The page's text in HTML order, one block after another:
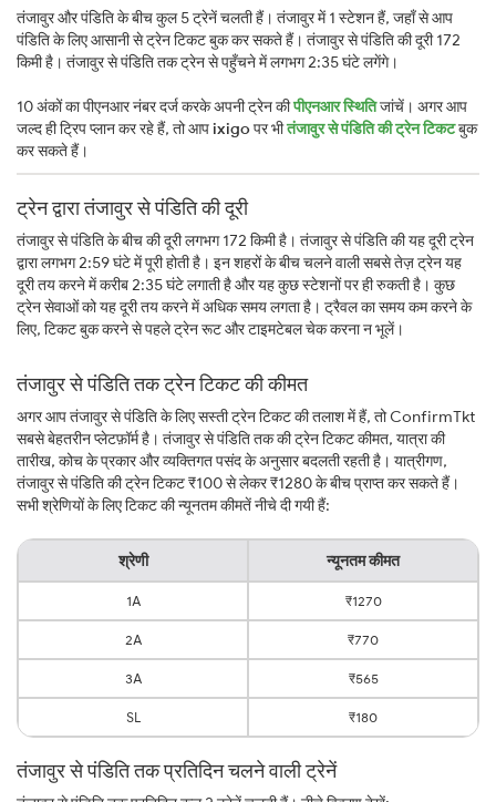
तंजावुर और पंडिति के बीच कुल 5 ट्रेनें चलती हैं। तंजावुर में 1 स्टेशन हैं, जहाँ से आप
पंडिति के लिए आसानी से ट्रेन टिकट बुक कर सकते हैं। तंजावुर से पंडिति की दूरी 172
किमी है। तंजावुर से पंडिति तक ट्रेन से पहुँचने में लगभग 2:35 घंटे लगेंगे।
10 अंकों का पीएनआर नंबर दर्ज करके अपनी ट्रेन कीपीएनआर स्थितिजांचें। अगर आप
जल्द ही ट्रिप प्लान कर रहे हैं, तो आपixigoपर भीतंजावुर से पंडिति की ट्रेन टिकटबुक
कर सकते हैं।
ट्रेन द्वारा तंजावुर से पंडिति की दूरी
तंजावुर से पंडिति के बीच की दूरी लगभग 172 किमी है। तंजावुर से पंडिति की यह दूरी ट्रेन
द्वारा लगभग 2:59 घंटे में पूरी होती है। इन शहरों के बीच चलने वाली सबसे तेज़ ट्रेन यह
दूरी तय करने में करीब 2:35 घंटे लगाती है और यह कुछ स्टेशनों पर ही रुकती है। कुछ
ट्रेन सेवाओं को यह दूरी तय करने में अधिक समय लगता है। ट्रैवल का समय कम करने के
लिए, टिकट बुक करने से पहले ट्रेन रूट और टाइमटेबल चेक करना न भूलें।
तंजावुर से पंडिति तक ट्रेन टिकट की कीमत
अगर आप तंजावुर से पंडिति के लिए सस्ती ट्रेन टिकट की तलाश में हैं, तो ConfirmTkt
सबसे बेहतरीन प्लेटफ़ॉर्म है। तंजावुर से पंडिति तक की ट्रेन टिकट कीमत, यात्रा की
तारीख, कोच के प्रकार और व्यक्तिगत पसंद के अनुसार बदलती रहती है। यात्रीगण,
तंजावुर से पंडिति की ट्रेन टिकट ₹100 से लेकर ₹1280 के बीच प्राप्त कर सकते हैं।
सभी श्रेणियों के लिए टिकट की न्यूनतम कीमतें नीचे दी गयी हैं:
श्रेणी न्यूनतम कीमत
1A ₹1270
2A ₹770
3A ₹565
SL ₹180
तंजावुर से पंडिति तक प्रतिदिन चलने वाली ट्रेनें